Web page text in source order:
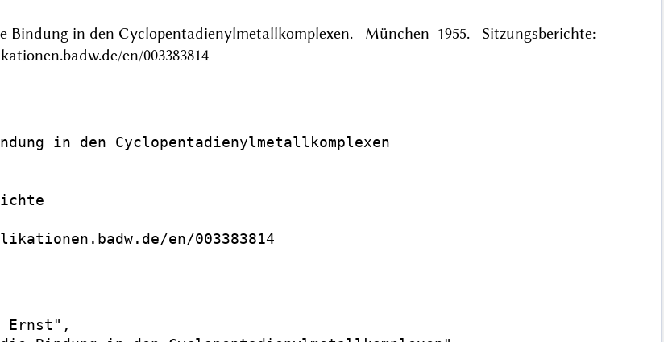
Bindung in den Cyclopentadienylmetallkomplexen. München 1955. Sitzungsberichte:
en/003383814
in den Cyclopentadienylmetallkomplexen
en/003383814
Ernst",